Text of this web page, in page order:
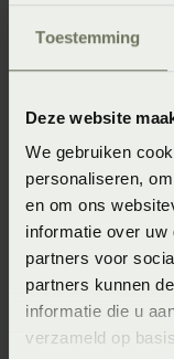
Toestemming
Deze website
We gebruiken
personaliseren,
en om ons
informatie over
partners voor
partners kunnen
informatie die u
verzameld op
uniek is
Veel matrassen
Drukverdeling
Duurzaamheid
Maar dit
✔ Echte mensen